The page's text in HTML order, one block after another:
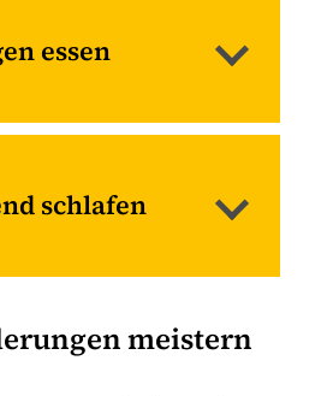
Hier und Jetzt in
Freunden oder
senkt spürbar
essen
schlafen
meistern